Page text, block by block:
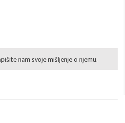
nam svoje mišljenje o njemu.